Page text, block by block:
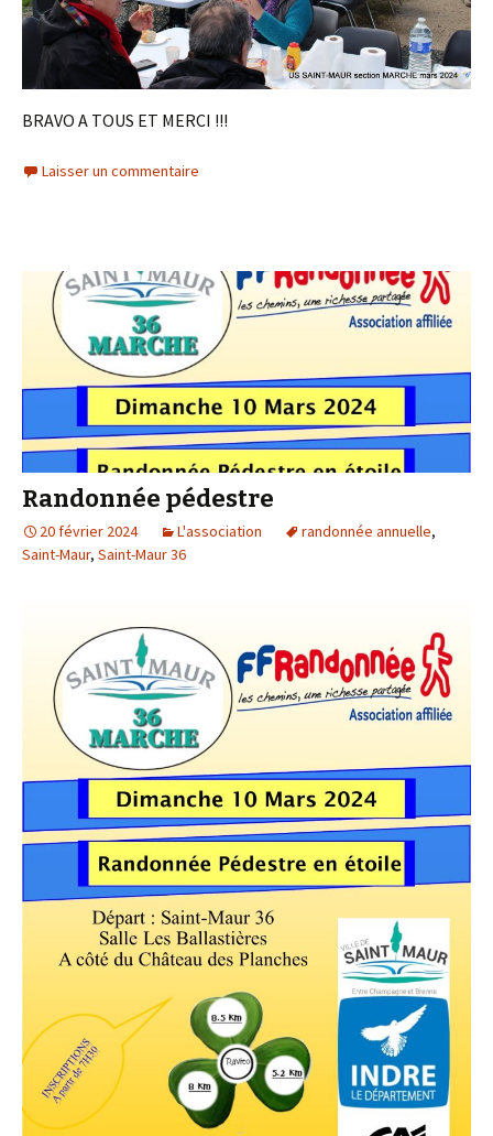
BRAVO A TOUS ET MERCI !!!
Laisser un commentaire
Randonnée pédestre
20 février 2024 L'association randonnée annuelle,
Saint-Maur, Saint-Maur 36